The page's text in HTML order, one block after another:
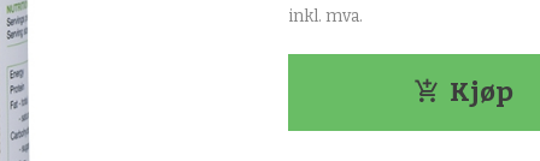
inkl. mva.
Kjøp